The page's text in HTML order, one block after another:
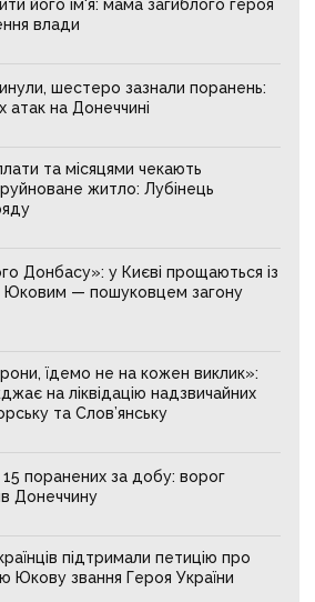
його ім'я: мама загиблого героя
влади
шестеро зазнали поранень:
атак на Донеччині
та місяцями чекають
житло: Лубінець
Донбасу»: у Києві прощаються із
Юковим — пошуковцем загону
їдемо не на кожен виклик»:
на ліквідацію надзвичайних
та Слов’янську
15 поранених за добу: ворог
Донеччину
підтримали петицію про
Юкову звання Героя України